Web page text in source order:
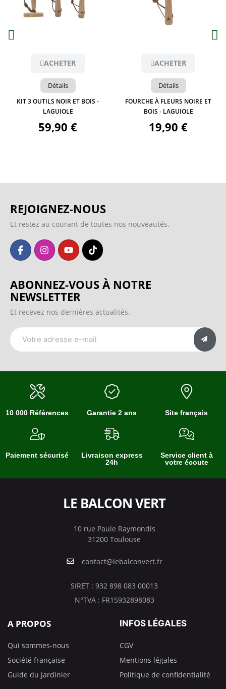
ACHETER
Détails
KIT 3 OUTILS NOIR ET BOIS -
LAGUIOLE
59,90 €
Aperçu
ACHETER
Détails
FOURCHE À FLEURS NOIRE ET
BOIS - LAGUIOLE
19,90 €
REJOIGNEZ-NOUS
Et restez au courant de toutes nos nouveautés.
ABONNEZ-VOUS À NOTRE
NEWSLETTER
Et recevez nos dernières actualités.
10 000 Références Garantie 2 ans Site français
Paiement sécurisé
Livraison express
24h
Service client à
votre écoute
LE BALCON VERT
10 rue Paule Raymondis
31200 Toulouse
contact@lebalconvert.fr
SIRET : 932 898 083 00013
N°TVA : FR15932898083
A PROPOS
Qui sommes-nous
Société française
Guide du jardinier
INFOS LÉGALES
CGV
Mentions légales
Politique de confidentialité